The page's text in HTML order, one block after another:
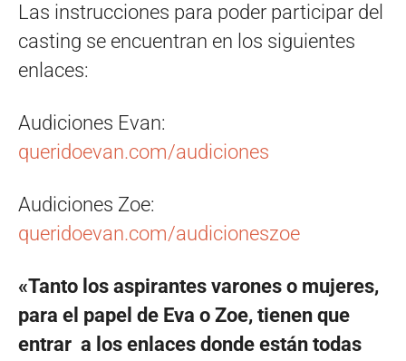
Las instrucciones para poder participar del
casting se encuentran en los siguientes
enlaces:
Audiciones Evan:
queridoevan.com/audiciones
Audiciones Zoe:
queridoevan.com/audicioneszoe
«Tanto los aspirantes varones o mujeres,
para el papel de Eva o Zoe, tienen que
entrar a los enlaces donde están todas